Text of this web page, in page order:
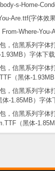
s-Home-
From-Where-You-
，信黑系列字体
（黑体-
，信黑系列字体
（黑体-